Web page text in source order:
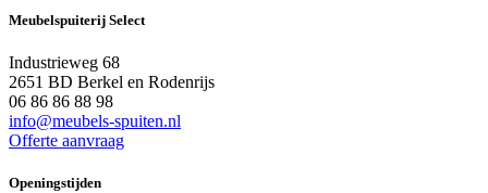
Meubelspuiterij Select
Industrieweg 68
2651 BD Berkel en Rodenrijs
06 86 86 88 98
info@meubels-spuiten.nl
Offerte aanvraag
Openingstijden